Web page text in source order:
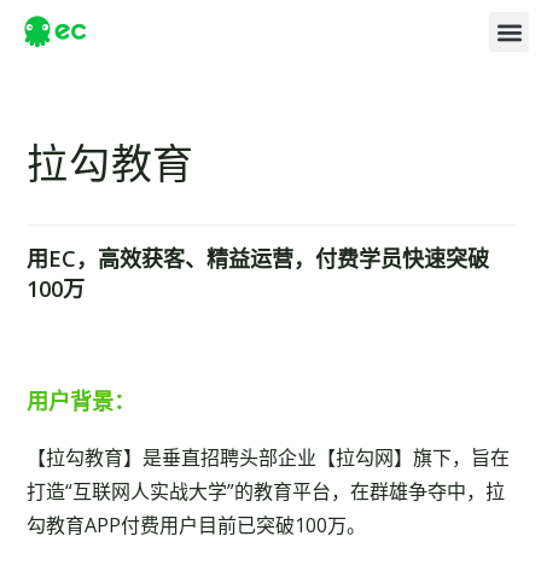
拉勾教育
用EC，高效获客、精益运营，付费学员快速突破
100万
用户背景：
【拉勾教育】是垂直招聘头部企业【拉勾网】旗下，旨在
打造“互联网人实战大学”的教育平台，在群雄争夺中，拉
勾教育APP付费用户目前已突破100万。